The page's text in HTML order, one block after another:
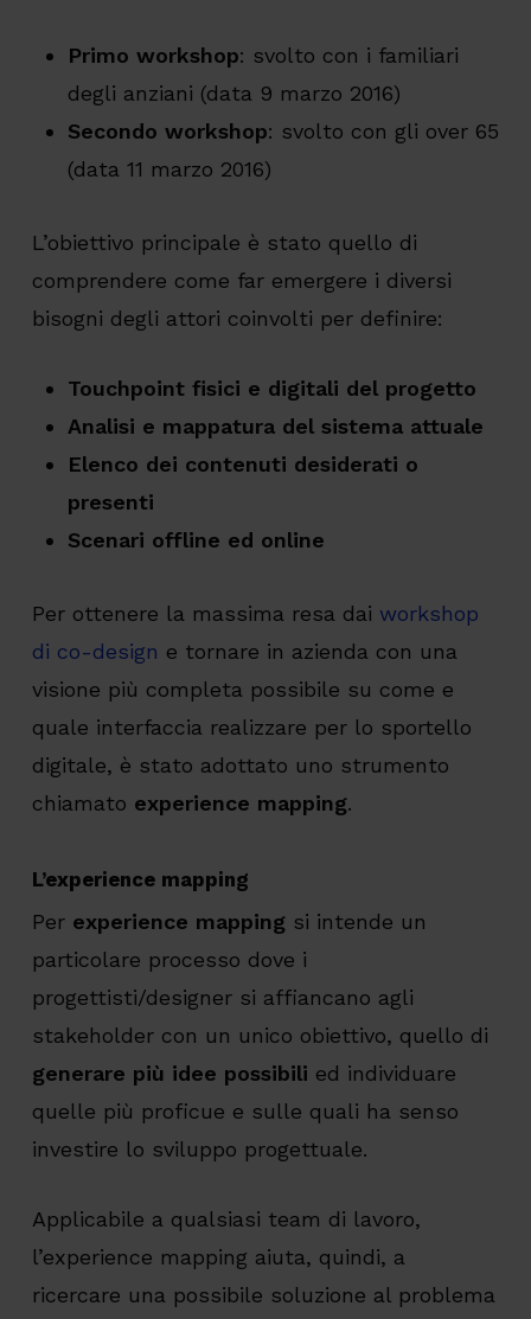
Primo workshop: svolto con i familiari
degli anziani (data 9 marzo 2016)
Secondo workshop: svolto con gli over 65
(data 11 marzo 2016)
L’obiettivo principale è stato quello di
comprendere come far emergere i diversi
bisogni degli attori coinvolti per definire:
Touchpoint fisici e digitali del progetto
Analisi e mappatura del sistema attuale
Elenco dei contenuti desiderati o
presenti
Scenari offline ed online
Per ottenere la massima resa dai workshop
di co-design e tornare in azienda con una
visione più completa possibile su come e
quale interfaccia realizzare per lo sportello
digitale, è stato adottato uno strumento
chiamato experience mapping.
L’experience mapping
Per experience mappingsi intende un
particolare processo dove i
progettisti/designer si affiancano agli
stakeholder con un unico obiettivo, quello di
generare più idee possibili ed individuare
quelle più proficue e sulle quali ha senso
investire lo sviluppo progettuale.
Applicabile a qualsiasi team di lavoro,
l’experience mapping aiuta, quindi, a
ricercare una possibile soluzione al problema